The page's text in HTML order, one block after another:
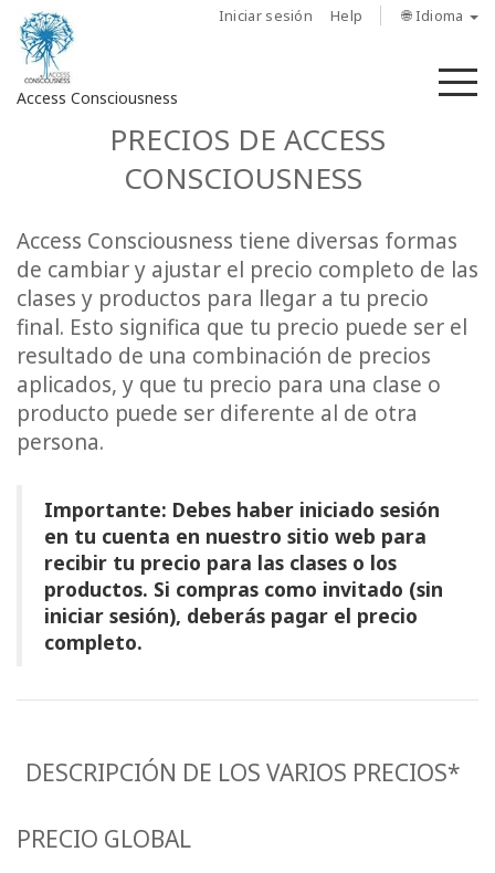
Iniciar sesión Help 🌐 Idioma
Access Consciousness
su
cuenta
Sobre
nosotros
Las
barras
de
Regiones
Clases
Facilitadores
CONTACTO
PRECIOS DE ACCESS
CONSCIOUSNESS
Access Consciousness tiene diversas formas
de cambiar y ajustar el precio completo de las
clases y productos para llegar a tu precio
final. Esto significa que tu precio puede ser el
resultado de una combinación de precios
aplicados, y que tu precio para una clase o
producto puede ser diferente al de otra
persona.
Importante: Debes haber iniciado sesión
en tu cuenta en nuestro sitio web para
recibir tu precio para las clases o los
productos. Si compras como invitado (sin
iniciar sesión), deberás pagar el precio
completo.
DESCRIPCIÓN DE LOS VARIOS PRECIOS*
PRECIO GLOBAL